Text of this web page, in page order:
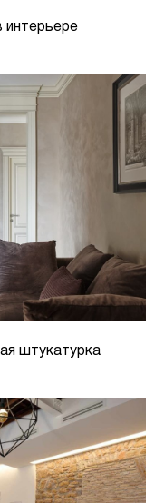
интерьере
штукатурка